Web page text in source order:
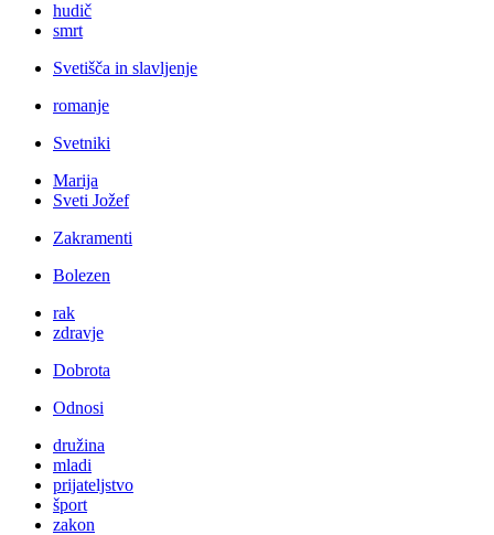
hudič
smrt
Svetišča in slavljenje
romanje
Svetniki
Marija
Sveti Jožef
Zakramenti
Bolezen
rak
zdravje
Dobrota
Odnosi
družina
mladi
prijateljstvo
šport
zakon